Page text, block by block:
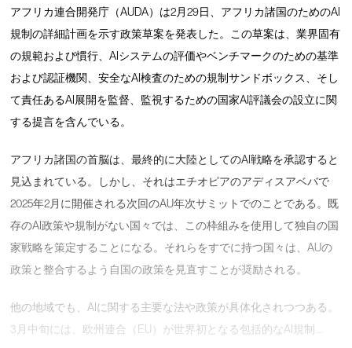
アフリカ連合開発庁（AUDA）は2月29日、アフリカ諸国のためのAI
規制の詳細計画を示す政策草案を発表した。この草案は、業界固有
の規範および慣行、AIシステムの評価やベンチマークのための基準
および認証機関、安全なAI検査のための規制サンドボックス、そし
て責任あるAI展開を監督、監視するための国家AI評議会の設立に関
する提言を含んでいる。
アフリカ諸国の首脳は、最終的に大陸としてのAI戦略を承認すると
見込まれている。しかし、それはエチオピアのアディスアベバで
2025年2月に開催される次回のAU年次サミットでのことである。既
存のAI政策や規制がない国々では、この枠組みを使用して独自の国
家戦略を策定することになる。それらをすでに持つ国々は、AUの
政策と整合するよう自国の政策を見直すことが奨励される。
他の地域でも、AIに関する主要な法や政策が具体化されつつある。
3月中旬には、欧州連合（EU）が世界初となる包括的なAI規制 …